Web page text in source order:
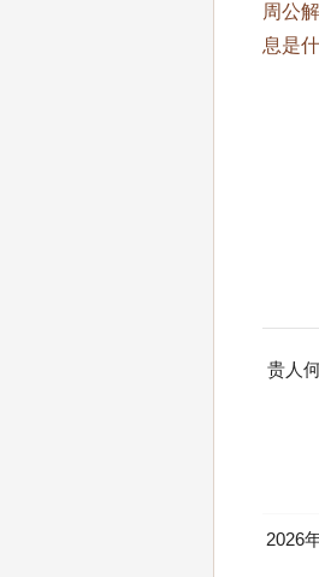
周公
息是
贵人
2026